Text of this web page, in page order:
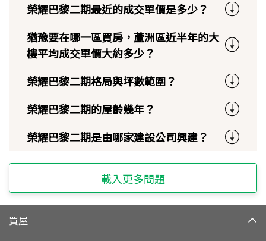
榮耀巴黎二期最近的成交單價是多少？
猶豫要在哪一區買房，蘆洲區近半年的大
樓平均成交單價大約多少？
榮耀巴黎二期格局與坪數範圍？
榮耀巴黎二期的屋齡幾年？
榮耀巴黎二期是由哪家建設公司興建？
載入更多問題
買屋